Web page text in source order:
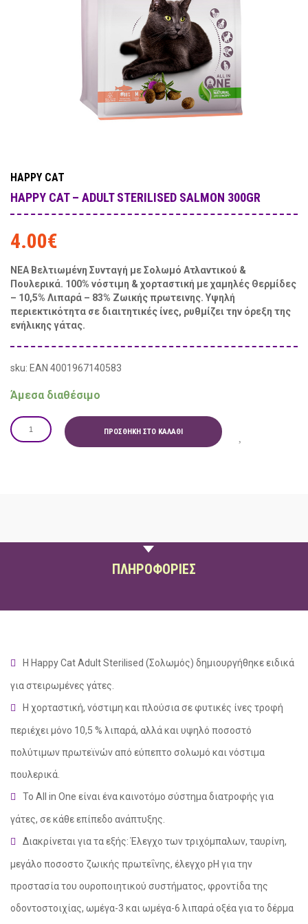
social
HAPPY CAT
HAPPY CAT – ADULT STERILISED SALMON 300GR
4.00€
ΝΕΑ Βελτιωμένη Συνταγή με Σολωμό Ατλαντικού &
Πουλερικά. 100% νόστιμη & χορταστική με χαμηλές Θερμίδες
– 10,5% Λιπαρά – 83% Ζωικής πρωτεινης. Υψηλή
περιεκτικότητα σε διαιτητικές ίνες, ρυθμίζει την όρεξη της
ενήλικης γάτας.
sku: EAN 4001967140583
Άμεσα διαθέσιμο
ΠΡΟΣΘΉΚΗ ΣΤΟ ΚΑΛΆΘΙ
ΠΛΗΡΟΦΟΡΙΕΣ
Η Happy Cat Adult Sterilised (Σολωμός) δημιουργήθηκε ειδικά
για στειρωμένες γάτες.
Η χορταστική, νόστιμη και πλούσια σε φυτικές ίνες τροφή
περιέχει μόνο 10,5 % λιπαρά, αλλά και υψηλό ποσοστό
πολύτιμων πρωτεϊνών από εύπεπτο σολωμό και νόστιμα
πουλερικά.
Το All in One είναι ένα καινοτόμο σύστημα διατροφής για
γάτες, σε κάθε επίπεδο ανάπτυξης.
Διακρίνεται για τα εξής: Έλεγχο των τριχόμπαλων, ταυρίνη,
μεγάλο ποσοστο ζωικής πρωτεΐνης, έλεγχο pH για την
προστασία του ουροποιητικού συστήματος, φροντίδα της
οδοντοστοιχίας, ωμέγα-3 και ωμέγα-6 λιπαρά οξέα για το δέρμα